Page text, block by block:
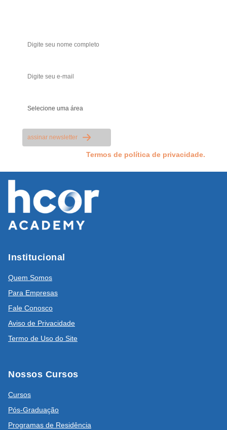
assinar newsletter
Termos de política de privacidade.
Institucional
Quem Somos
Para Empresas
Fale Conosco
Aviso de Privacidade
Termo de Uso do Site
Nossos Cursos
Cursos
Pós-Graduação
Programas de Residência